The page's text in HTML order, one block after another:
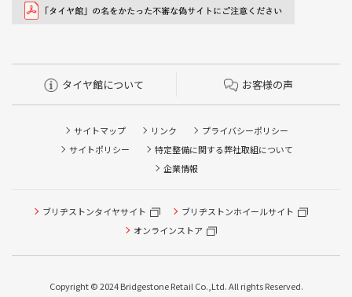
タイヤ館について お客様の声
サイトマップ リンク
プライバシーポリシー
サイトポリシー
特定整備に関する弊社取組について
企業情報
ブリヂストンタイヤサイト
ブリヂストンホイールサイト
オンラインストア
Copyright © 2024 Bridgestone Retail Co.,Ltd. All rights Reserved.
タイヤ点検・安全点検/タイヤ履き替え/オイル交換/その他